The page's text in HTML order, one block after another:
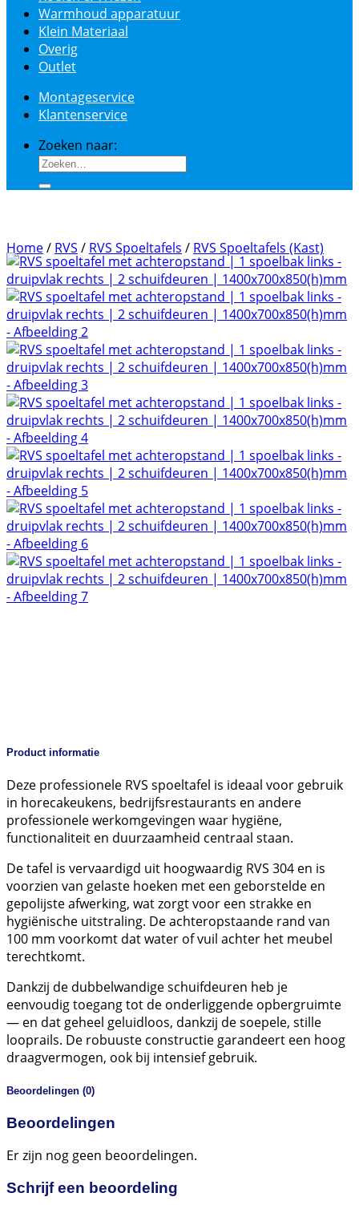
Warmhoud apparatuur
Klein Materiaal
Overig
Outlet
Montageservice
Klantenservice
Zoeken naar:
Home/ RVS / RVS Spoeltafels / RVS Spoeltafels (Kast)
Product informatie
Deze professionele RVS spoeltafel is ideaal voor gebruik
in horecakeukens, bedrijfsrestaurants en andere
professionele werkomgevingen waar hygiëne,
functionaliteit en duurzaamheid centraal staan.
De tafel is vervaardigd uit hoogwaardig RVS 304 en is
voorzien van gelaste hoeken met een geborstelde en
gepolijste afwerking, wat zorgt voor een strakke en
hygiënische uitstraling. De achteropstaande rand van
100 mm voorkomt dat water of vuil achter het meubel
terechtkomt.
Dankzij de dubbelwandige schuifdeuren heb je
eenvoudig toegang tot de onderliggende opbergruimte
— en dat geheel geluidloos, dankzij de soepele, stille
looprails. De robuuste constructie garandeert een hoog
draagvermogen, ook bij intensief gebruik.
Beoordelingen (0)
Beoordelingen
Er zijn nog geen beoordelingen.
Schrijf een beoordeling